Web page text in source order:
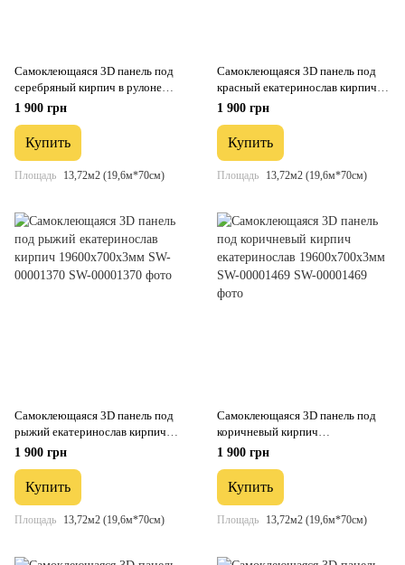
Самоклеющаяся 3D панель под
серебряный кирпич в рулоне
19600x700x3мм (R017-3-20) SW-
1 900 грн
Купить
Площадь 13,72м2 (19,6м*70см)
Самоклеющаяся 3D панель под
красный екатеринослав кирпич
19600x700x3мм SW-00001333
1 900 грн
Купить
Площадь 13,72м2 (19,6м*70см)
Самоклеющаяся 3D панель под
рыжий екатеринослав кирпич
19600х700х3мм SW-00001370
1 900 грн
Купить
Площадь 13,72м2 (19,6м*70см)
Самоклеющаяся 3D панель под
коричневый кирпич
екатеринослав 19600х700х3мм
1 900 грн
Купить
Площадь 13,72м2 (19,6м*70см)